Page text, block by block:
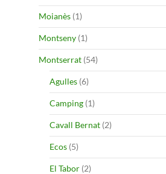
Moianès (1)
Montseny (1)
Montserrat (54)
Agulles (6)
Camping (1)
Cavall Bernat (2)
Ecos (5)
El Tabor (2)